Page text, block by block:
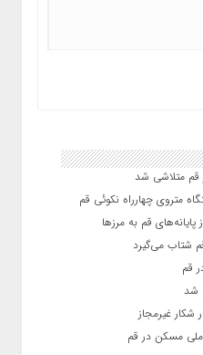
قم متلاشی شد
متروی چهارراه نکوئی قم
شتاب می‌گیرد
قم
شد
غیرمجاز